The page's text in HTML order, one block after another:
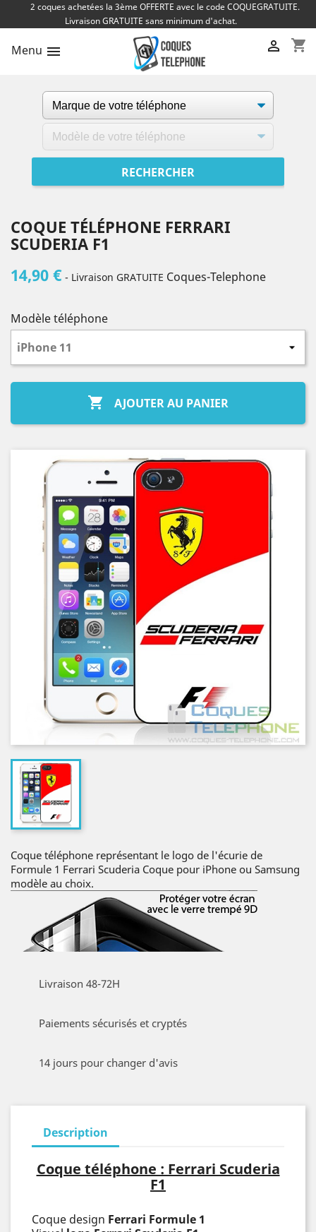
2 coques achetées la 3ème OFFERTE avec le code COQUEGRATUITE.
Livraison GRATUITE sans minimum d'achat.
Menu  shopping_cart

COQUE TÉLÉPHONE FERRARI
SCUDERIA F1
14,90 € - Livraison GRATUITE Coques-Telephone
Modèle téléphone
 AJOUTER AU PANIER
Coque téléphone représentant le logo de l'écurie de
Formule 1 Ferrari Scuderia Coque pour iPhone ou Samsung
modèle au choix.
Livraison 48-72H
Paiements sécurisés et cryptés
14 jours pour changer d'avis
Description
Coque téléphone : Ferrari Scuderia
F1
Coque design Ferrari Formule 1